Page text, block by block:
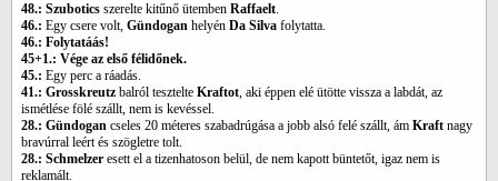
48.: Szubotics szerelte kitűnő ütemben Raffaelt.
46.: Egy csere volt, Gündogan helyén Da Silva folytatta.
46.: Folytatáás!
45+1.: Vége az első félidőnek.
45.: Egy perc a ráadás.
41.: Grosskreutz balról tesztelte Kraftot, aki éppen elé ütötte vissza a labdát, az
ismétlése fölé szállt, nem is kevéssel.
28.: Gündogan cseles 20 méteres szabadrúgása a jobb alsó felé szállt, ám Kraft nagy
bravúrral leért és szögletre tolt.
28.: Schmelzer esett el a tizenhatoson belül, de nem kapott büntetőt, igaz nem is
reklamált.